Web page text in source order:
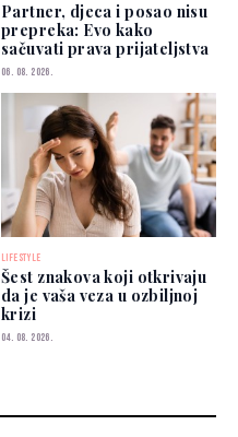
Partner, djeca i posao nisu
prepreka: Evo kako
sačuvati prava prijateljstva
06. 08. 2026.
LIFESTYLE
Šest znakova koji otkrivaju
da je vaša veza u ozbiljnoj
krizi
04. 08. 2026.